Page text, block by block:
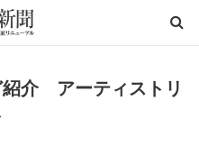
介 アーティストリ